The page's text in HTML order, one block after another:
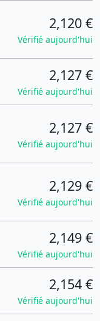
2,120 €
Vérifié aujourd'hui
2,127 €
Vérifié aujourd'hui
2,127 €
Vérifié aujourd'hui
2,129 €
Vérifié aujourd'hui
2,149 €
Vérifié aujourd'hui
2,154 €
Vérifié aujourd'hui